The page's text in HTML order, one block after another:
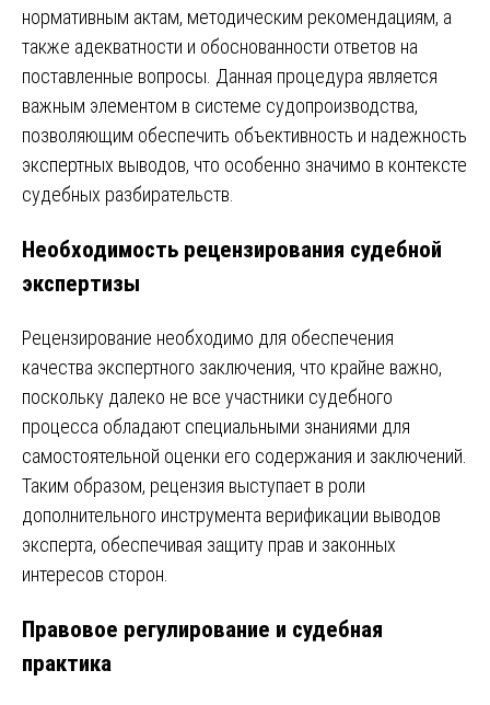
нормативным актам, методическим рекомендациям, а
также адекватности и обоснованности ответов на
поставленные вопросы. Данная процедура является
важным элементом в системе судопроизводства,
позволяющим обеспечить объективность и надежность
экспертных выводов, что особенно значимо в контексте
судебных разбирательств.
Необходимость рецензирования судебной
экспертизы
Рецензирование необходимо для обеспечения
качества экспертного заключения, что крайне важно,
поскольку далеко не все участники судебного
процесса обладают специальными знаниями для
самостоятельной оценки его содержания и заключений.
Таким образом, рецензия выступает в роли
дополнительного инструмента верификации выводов
эксперта, обеспечивая защиту прав и законных
интересов сторон.
Правовое регулирование и судебная
практика